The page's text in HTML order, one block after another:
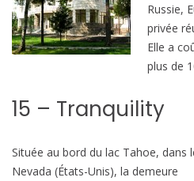
Russie,
privée
Elle a
plus de
15 – Tranquility
Située au bord du lac Tahoe, dans
Nevada (États-Unis), la demeure